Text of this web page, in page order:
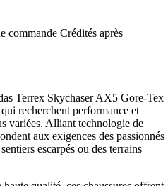
commande Crédités après
Terrex Skychaser AX5 Gore-Tex
recherchent performance et
variées. Alliant technologie de
aux exigences des passionnés
escarpés ou des terrains